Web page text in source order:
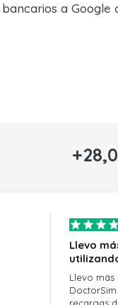
a
Llevo
Llevo más